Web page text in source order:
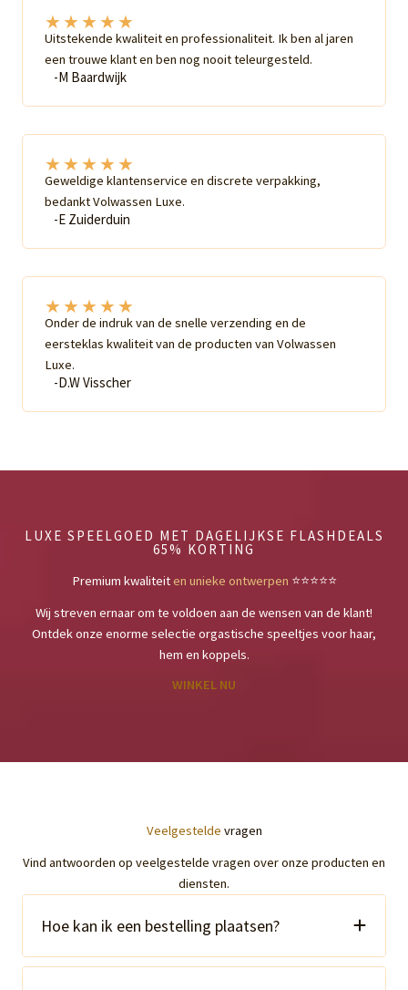
★★★★★
Uitstekende kwaliteit en professionaliteit. Ik ben al jaren
een trouwe klant en ben nog nooit teleurgesteld.
-M Baardwijk
★★★★★
Geweldige klantenservice en discrete verpakking,
bedankt Volwassen Luxe.
-E Zuiderduin
★★★★★
Onder de indruk van de snelle verzending en de
eersteklas kwaliteit van de producten van Volwassen
Luxe.
-D.W Visscher
LUXE SPEELGOED MET DAGELIJKSE FLASHDEALS
65% KORTING
Premium kwaliteiten unieke ontwerpen ⭐️⭐️⭐️⭐️⭐️
Wij streven ernaar om te voldoen aan de wensen van de klant!
Ontdek onze enorme selectie orgastische speeltjes voor haar,
hem en koppels.
WINKEL NU
Veelgestelde vragen
Vind antwoorden op veelgestelde vragen over onze producten en
diensten.
Hoe kan ik een bestelling plaatsen?